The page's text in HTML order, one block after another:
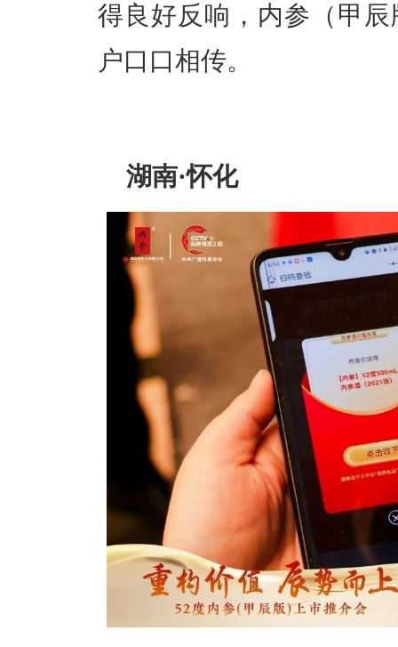
得良好反响，内参（甲
户口口相传。
湖南·怀化